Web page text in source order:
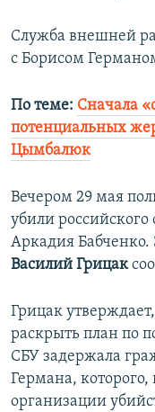
Служба внешней
с Борисом
По теме: Сначала
потенциальных
Цымбалюк
Вечером 29 мая
убили
Аркадия Бабченко.
Василий Грицак
Грицак
раскрыть план по
СБУ задержала
Германа, которого,
организации